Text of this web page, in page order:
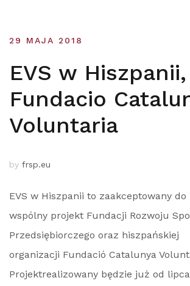
29 MAJA 2018
EVS w Hiszpanii,
Fundacio
Voluntaria
by frsp.eu
EVS w Hiszpanii to zaakceptowany
wspólny projekt Fundacji Rozwoju
Przedsiębiorczego oraz hiszpańskiej
organizacji Fundació Catalunya
Projektrealizowany będzie już od